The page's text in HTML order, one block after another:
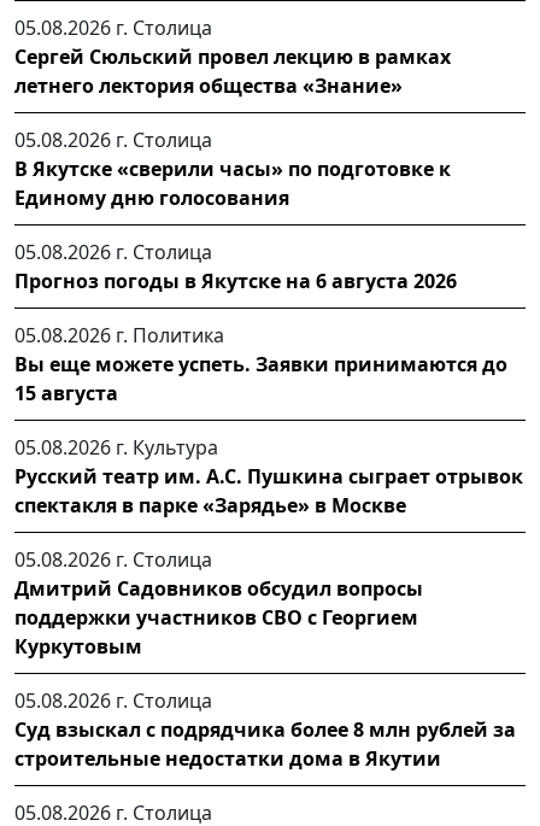
05.08.2026 г. Столица
Сергей Сюльский провел лекцию в рамках
летнего лектория общества «Знание»
05.08.2026 г. Столица
В Якутске «сверили часы» по подготовке к
Единому дню голосования
05.08.2026 г. Столица
Прогноз погоды в Якутске на 6 августа 2026
05.08.2026 г. Политика
Вы еще можете успеть. Заявки принимаются до
15 августа
05.08.2026 г. Культура
Русский театр им. А.С. Пушкина сыграет отрывок
спектакля в парке «Зарядье» в Москве
05.08.2026 г. Столица
Дмитрий Садовников обсудил вопросы
поддержки участников СВО с Георгием
Куркутовым
05.08.2026 г. Столица
Суд взыскал с подрядчика более 8 млн рублей за
строительные недостатки дома в Якутии
05.08.2026 г. Столица